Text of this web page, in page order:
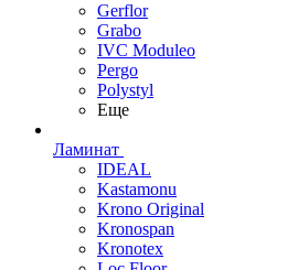
Gerflor
Grabo
IVC Moduleo
Pergo
Polystyl
Еще
Ламинат
IDEAL
Kastamonu
Krono Original
Kronospan
Kronotex